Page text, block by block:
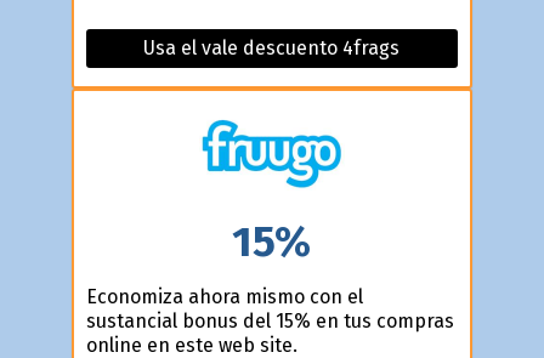
Usa el vale descuento 4frags
15%
Economiza ahora mismo con el
sustancial bonus del 15% en tus compras
online en este web site.